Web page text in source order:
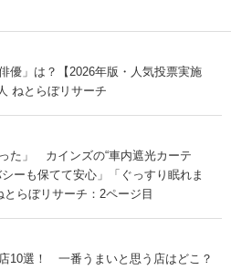
優」は？【2026年版・人気投票実施
ねとらぼリサーチ
た」 カインズの“車内遮光カーテ
ーも保てて安心」「ぐっすり眠れま
らぼリサーチ：2ページ目
10選！ 一番うまいと思う店はどこ？